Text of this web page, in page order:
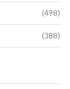
(498)
(388)